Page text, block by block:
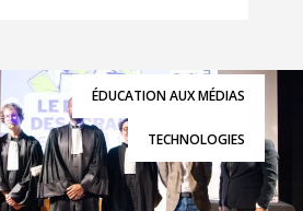
ÉDUCATION AUX MÉDIAS
TECHNOLOGIES